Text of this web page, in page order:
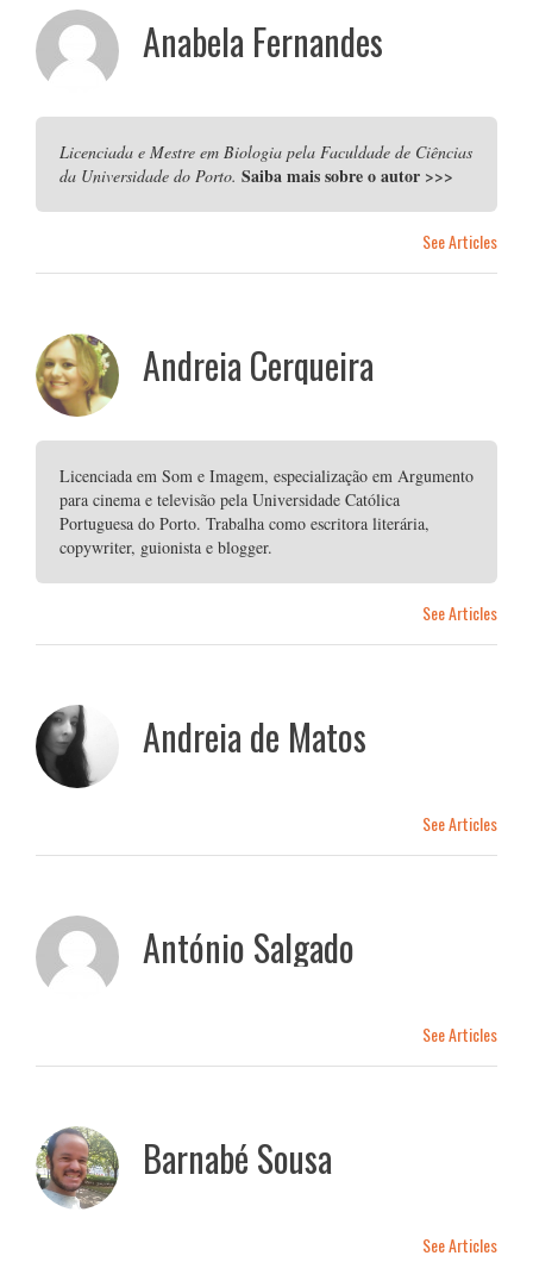
Anabela Fernandes
Licenciada e Mestre em Biologia pela Faculdade de Ciências
da Universidade do Porto. Saiba mais sobre o autor >>>
See Articles
Andreia Cerqueira
Licenciada em Som e Imagem, especialização em Argumento
para cinema e televisão pela Universidade Católica
Portuguesa do Porto. Trabalha como escritora literária,
copywriter, guionista e blogger.
See Articles
Andreia de Matos
See Articles
António Salgado
See Articles
Barnabé Sousa
See Articles